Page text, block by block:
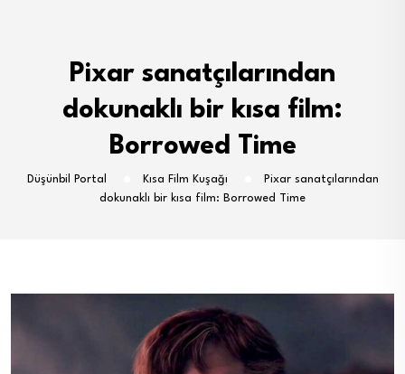
Pixar sanatçılarından
dokunaklı bir kısa film:
Borrowed Time
Düşünbil Portal Kısa Film Kuşağı
Pixar sanatçılarından
dokunaklı bir kısa film: Borrowed Time